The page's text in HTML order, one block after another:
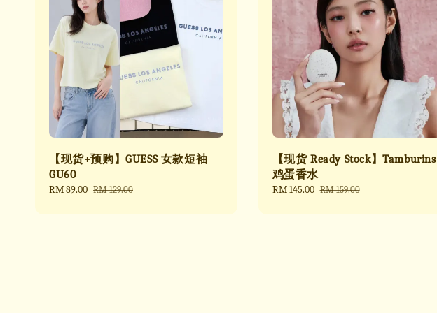
【现货+预购】GUESS 女款短袖
GU60
Sale
RM 89.00 Regular
RM 129.00
【现货 Ready Stock】Tamburins
鸡蛋香水
Sale
RM 145.00 Regular
RM 159.00